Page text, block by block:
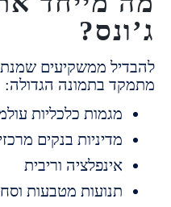
ממשקיעים שמנתחים
בתמונה הגדולה:
מגמות כלכליות עולמיות
מדיניות בנקים מרכזיים
אינפלציה וריבית
תנועות מטבעות וסחורות